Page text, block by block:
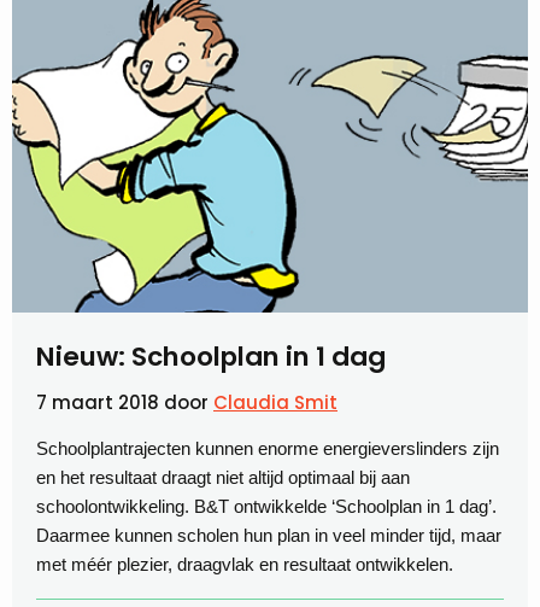
Nieuw: Schoolplan in 1 dag
7 maart 2018 door Claudia Smit
Schoolplantrajecten kunnen enorme energieverslinders zijn
en het resultaat draagt niet altijd optimaal bij aan
schoolontwikkeling. B&T ontwikkelde ‘Schoolplan in 1 dag’.
Daarmee kunnen scholen hun plan in veel minder tijd, maar
met méér plezier, draagvlak en resultaat ontwikkelen.